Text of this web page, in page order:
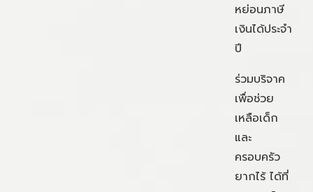
หย่อนภาษี
เงินได้ประจำ
ปี
ร่วมบริจาค
เพื่อช่วย
เหลือเด็ก
และ
ครอบครัว
ยากไร้ ได้ที่